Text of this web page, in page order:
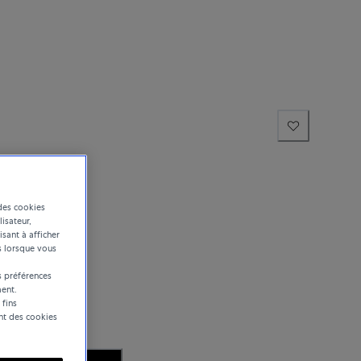
cookies
à afficher
lorsque vous
fins
des cookies